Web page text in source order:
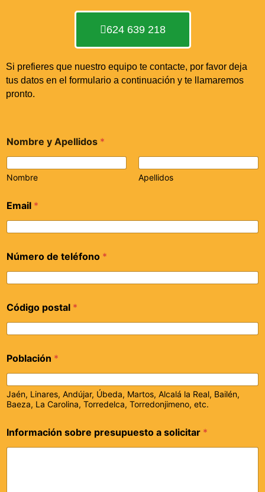
624 639 218
Si prefieres que nuestro equipo te contacte, por favor deja
tus datos en el formulario a continuación y te llamaremos
pronto.
Nombre y Apellidos *
Nombre Apellidos
Email *
Número de teléfono *
Código postal *
Población *
Jaén, Linares, Andújar, Úbeda, Martos, Alcalá la Real, Bailén,
Baeza, La Carolina, Torredelca, Torredonjimeno, etc.
Información sobre presupuesto a solicitar *